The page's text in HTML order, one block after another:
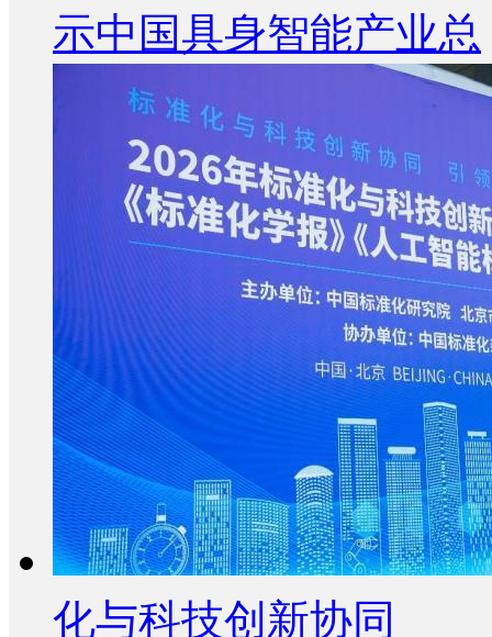
示中国具身智能产业总
化与科技创新协同